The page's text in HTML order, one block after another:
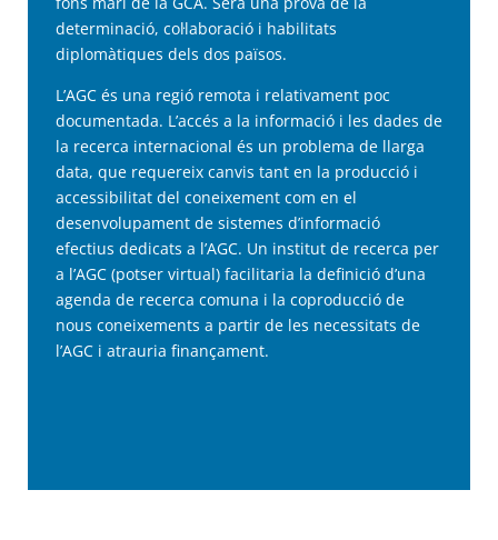
determinació, col·laboració i habilitats
diplomàtiques dels dos països.
L’AGC és una regió remota i relativament poc
documentada. L’accés a la informació i les dades de
la recerca internacional és un problema de llarga
data, que requereix canvis tant en la producció i
accessibilitat del coneixement com en el
desenvolupament de sistemes d’informació
efectius dedicats a l’AGC. Un institut de recerca per
a l’AGC (potser virtual) facilitaria la definició d’una
agenda de recerca comuna i la coproducció de
nous coneixements a partir de les necessitats de
l’AGC i atrauria finançament.